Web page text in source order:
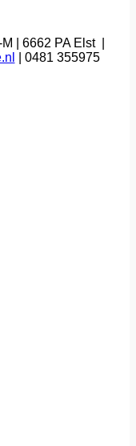
| 6662 PA Elst |
| 0481 355975